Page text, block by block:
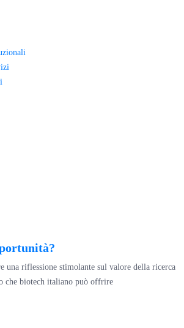
una riflessione stimolante sul valore della ricerca
che biotech italiano può offrire